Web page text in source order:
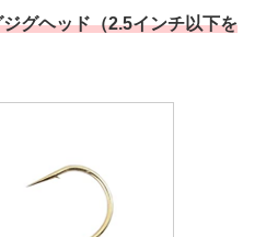
グヘッド（2.5インチ以下を